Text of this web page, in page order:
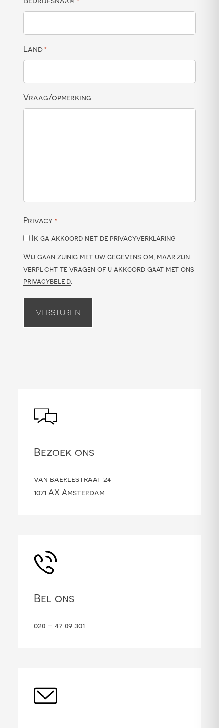
Land *
Vraag/opmerking
Privacy *
Ik ga akkoord met de privacyverklaring
Wij gaan zuinig met uw gegevens om, maar zijn
verplicht te vragen of u akkoord gaat met ons
privacybeleid.
Versturen
Bezoek ons
van baerlestraat 24
1071 AX Amsterdam
Bel ons
020 – 47 09 301